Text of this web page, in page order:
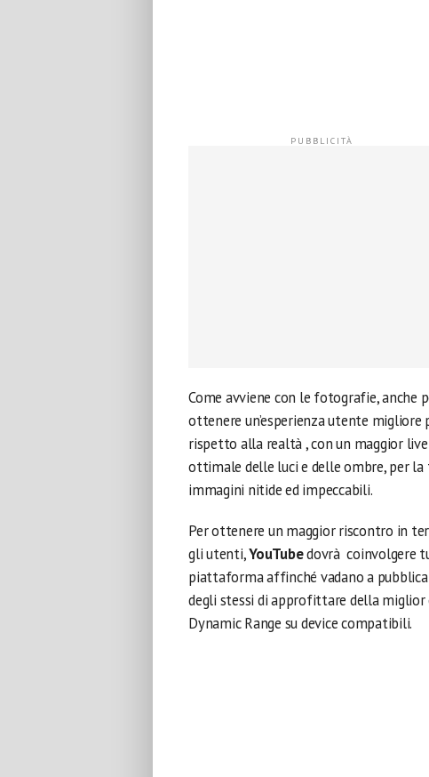
Come avviene con le fotografie, anche
ottenere un’esperienza utente
rispetto alla realtà , con un maggior
ottimale delle luci e delle ombre, per
immagini nitide ed impeccabili.
Per ottenere un maggior riscontro in
gli utenti,YouTubedovrà coinvolgere
piattaforma affinché vadano a
degli stessi di approfittare della miglior
Dynamic Range su device compatibili.